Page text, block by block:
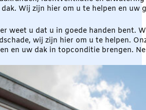
Wij zijn hier om u te helpen en uw
weet u dat u in goede handen bent.
wij zijn hier om u te helpen.
en uw dak in topconditie brengen.